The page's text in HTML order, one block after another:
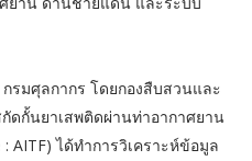
รมศุลกากร โดยกองสืบสวนและ
ดกั้นยาเสพติดผ่านท่าอากาศยาน
AITF) ได้ทำการวิเคราะห์ข้อมูล